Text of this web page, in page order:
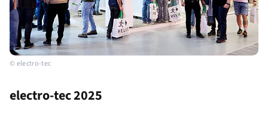
© electro-tec
electro-tec 2025